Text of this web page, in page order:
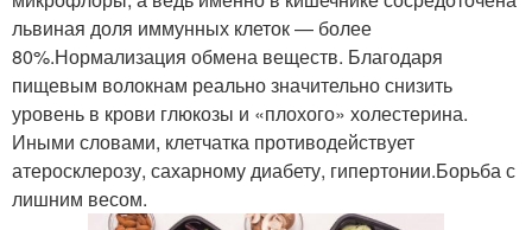
львиная доля иммунных клеток — более
80%.Нормализация обмена веществ. Благодаря
пищевым волокнам реально значительно снизить
уровень в крови глюкозы и «плохого» холестерина.
Иными словами, клетчатка противодействует
атеросклерозу, сахарному диабету, гипертонии.Борьба с
лишним весом.